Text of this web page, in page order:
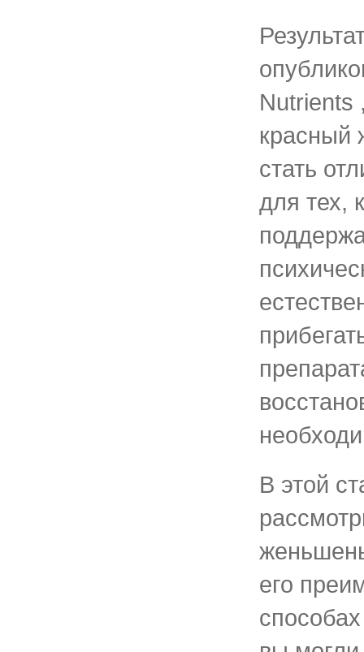
Nutrients
красный
стать
для тех,
В этой
его